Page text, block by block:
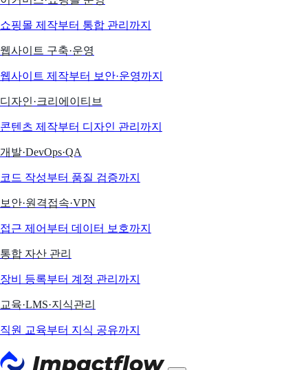
쇼핑몰 제작부터 통합 관리까지
웹사이트 구축·운영
웹사이트 제작부터 보안·운영까지
디자인·크리에이티브
콘텐츠 제작부터 디자인 관리까지
개발·DevOps·QA
코드 작성부터 품질 검증까지
보안·원격접속·VPN
접근 제어부터 데이터 보호까지
통합 자산 관리
장비 등록부터 계정 관리까지
교육·LMS·지식관리
직원 교육부터 지식 공유까지